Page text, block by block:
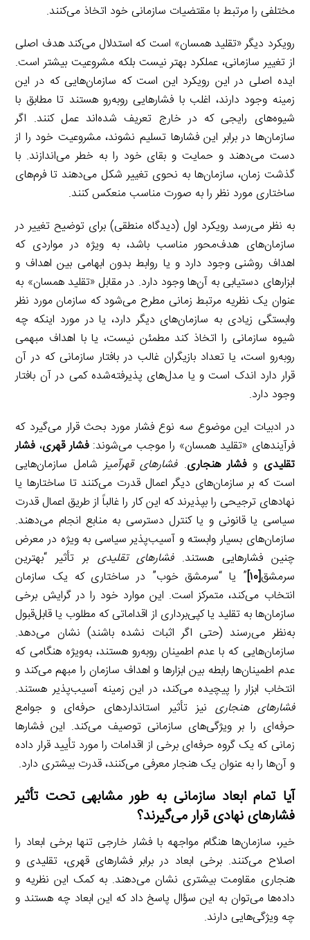
مختلفی را مرتبط با مقتضیات سازمانی خود اتخاذ می‌کنند.
رویکرد دیگر «تقلید همسان» است که استدلال می‌کند هدف اصلی
از تغییر سازمانی، عملکرد بهتر نیست بلکه مشروعیت بیشتر است.
ایده اصلی در این رویکرد این است که سازمان‌هایی که در این
زمینه وجود دارند، اغلب با فشارهایی روبه‌رو هستند تا مطابق با
شیوه‌های رایجی که در خارج تعریف شده‌اند عمل کنند. اگر
سازمان‌ها در برابر این فشارها تسلیم نشوند، مشروعیت خود را از
دست می‌دهند و حمایت و بقای خود را به خطر می‌اندازند. با
گذشت زمان، سازمان‌ها به نحوی تغییر شکل می‌دهند تا فرم‌های
ساختاری مورد نظر را به صورت مناسب منعکس کنند.
به نظر می‌رسد رویکرد اول (دیدگاه منطقی) برای توضیح تغییر در
سازمان‌های هدف‌محور مناسب باشد، به ویژه در مواردی که
اهداف روشنی وجود دارد و یا روابط بدون ابهامی بین اهداف و
ابزارهای دستیابی به آن‌ها وجود دارد. در مقابل «تقلید همسان» به
عنوان یک نظریه مرتبط زمانی مطرح می‌شود که سازمان مورد نظر
وابستگی زیادی به سازمان‌های دیگر دارد، یا در مورد اینکه چه
شیوه سازمانی را اتخاذ کند مطمئن نیست، یا با اهداف مبهمی
روبه‌رو است، یا تعداد بازیگران غالب در بافتار سازمانی که در آن
قرار دارد اندک است و یا مدل‌های پذیرفته‌شده کمی در آن بافتار
وجود دارد.
در ادبیات این موضوع سه نوع فشار مورد بحث قرار می‌گیرد که
فرآیندهای «تقلید همسان» را موجب می‌شوند:فشار قهری،فشار
تقلیدی وفشار هنجاری.فشارهای قهرآمیزشامل سازمان‌هایی
است که بر سازمان‌های دیگر اعمال قدرت می‌کنند تا ساختارها یا
نهادهای ترجیحی را بپذیرند که این کار را غالباً از طریق اعمال قدرت
سیاسی یا قانونی و یا کنترل دسترسی به منابع انجام می‌دهند.
سازمان‌های بسیار وابسته و آسیب‌پذیر سیاسی به ویژه در معرض
چنین فشارهایی هستند.فشارهای تقلیدی بر تأثیر “بهترین
سرمشق[۱۰]
” یا “سرمشق خوب” در ساختاری که یک سازمان
انتخاب می‌کند، متمرکز است. این موارد خود را در گرایش برخی
سازمان‌ها به تقلید یا کپی‌برداری از اقداماتی که مطلوب یا قابل‌قبول
به‌نظر می‌رسند (حتی اگر اثبات نشده باشند) نشان می‌دهد.
سازمان‌هایی که با عدم اطمینان روبه‌رو هستند، به‌ویژه هنگامی که
عدم اطمینان‌ها رابطه بین ابزارها و اهداف سازمان را مبهم می‌کند و
انتخاب ابزار را پیچیده می‌کند، در این زمینه آسیب‌پذیر هستند.
فشارهای هنجاری نیز تأثیر استانداردهای حرفه‌ای و جوامع
حرفه‌ای را بر ویژگی‌های سازمانی توصیف می‌کند. این فشارها
زمانی که یک گروه حرفه‌ای برخی از اقدامات را مورد تأیید قرار داده
و آن‌ها را به عنوان یک هنجار معرفی می‌کنند، قدرت بیشتری دارد.
آیا تمام ابعاد سازمانی به طور مشابهی تحت تأثیر
فشارهای نهادی قرار می‌گیرند؟
خیر، سازمان‌ها هنگام مواجهه با فشار خارجی تنها برخی ابعاد را
اصلاح می‌کنند. برخی ابعاد در برابر فشارهای قهری، تقلیدی و
هنجاری مقاومت بیشتری نشان می‌دهند. به کمک این نظریه و
داده‌ها می‌توان به این سؤال پاسخ داد که این ابعاد چه هستند و
چه ویژگی‌هایی دارند.